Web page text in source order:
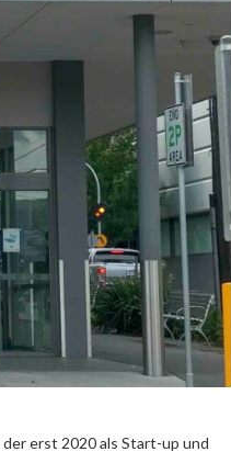
erst 2020 als Start-up und